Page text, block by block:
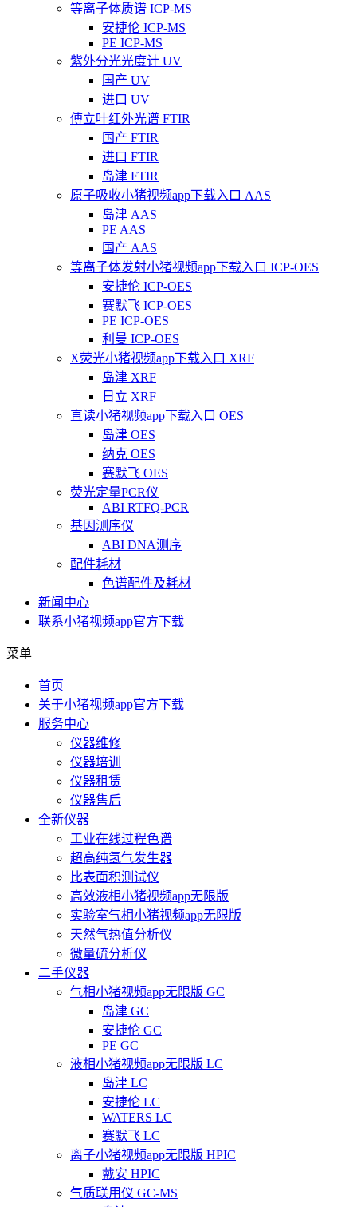
等离子体质谱 ICP-MS
安捷伦 ICP-MS
PE ICP-MS
紫外分光光度计 UV
国产 UV
进口 UV
傅立叶红外光谱 FTIR
国产 FTIR
进口 FTIR
岛津 FTIR
原子吸收小猪视频app下载入口 AAS
岛津 AAS
PE AAS
国产 AAS
等离子体发射小猪视频app下载入口 ICP-OES
安捷伦 ICP-OES
赛默飞 ICP-OES
PE ICP-OES
利曼 ICP-OES
X荧光小猪视频app下载入口 XRF
岛津 XRF
日立 XRF
直读小猪视频app下载入口 OES
岛津 OES
纳克 OES
赛默飞 OES
荧光定量PCR仪
ABI RTFQ-PCR
基因测序仪
ABI DNA测序
配件耗材
色谱配件及耗材
新闻中心
联系小猪视频app官方下载
菜单
首页
关于小猪视频app官方下载
服务中心
仪器维修
仪器培训
仪器租赁
仪器售后
全新仪器
工业在线过程色谱
超高纯氢气发生器
比表面积测试仪
高效液相小猪视频app无限版
实验室气相小猪视频app无限版
天然气热值分析仪
微量硫分析仪
二手仪器
气相小猪视频app无限版 GC
岛津 GC
安捷伦 GC
PE GC
液相小猪视频app无限版 LC
岛津 LC
安捷伦 LC
WATERS LC
赛默飞 LC
离子小猪视频app无限版 HPIC
戴安 HPIC
气质联用仪 GC-MS